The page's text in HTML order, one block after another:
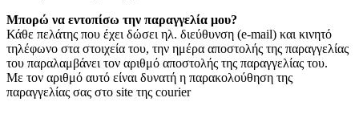
Μπορώ να εντοπίσω την παραγγελία μου?
Κάθε πελάτης που έχει δώσει ηλ. διεύθυνση (e-mail) και κινητό
τηλέφωνο στα στοιχεία του, την ημέρα αποστολής της παραγγελίας
του παραλαμβάνει τον αριθμό αποστολής της παραγγελίας του.
Με τον αριθμό αυτό είναι δυνατή η παρακολούθηση της
παραγγελίας σας στο site της courier